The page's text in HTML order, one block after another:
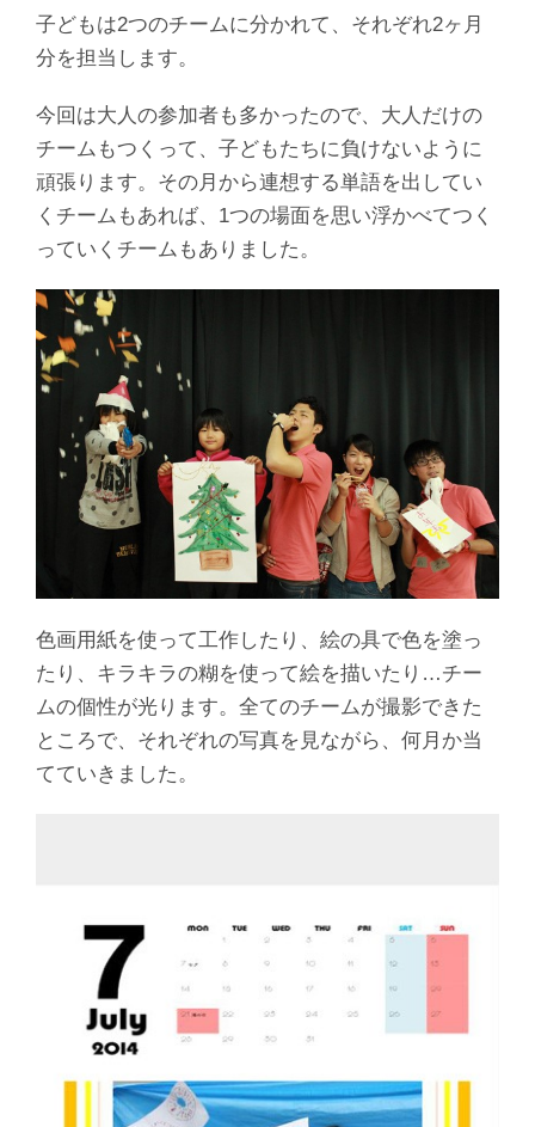
子どもは2つのチームに分かれて、それぞれ2ヶ月
分を担当します。
今回は大人の参加者も多かったので、大人だけの
チームもつくって、子どもたちに負けないように
頑張ります。その月から連想する単語を出してい
くチームもあれば、1つの場面を思い浮かべてつく
っていくチームもありました。
色画用紙を使って工作したり、絵の具で色を塗っ
たり、キラキラの糊を使って絵を描いたり…チー
ムの個性が光ります。全てのチームが撮影できた
ところで、それぞれの写真を見ながら、何月か当
てていきました。